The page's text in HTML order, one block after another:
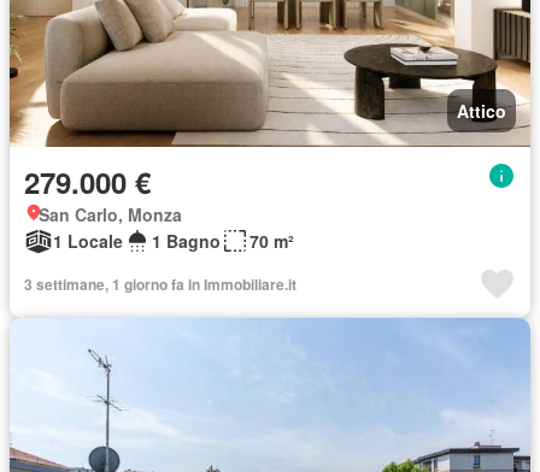
Attico
279.000 €
San Carlo, Monza
1 Locale
1 Bagno 70 m²
3 settimane, 1 giorno fa in Immobiliare.it